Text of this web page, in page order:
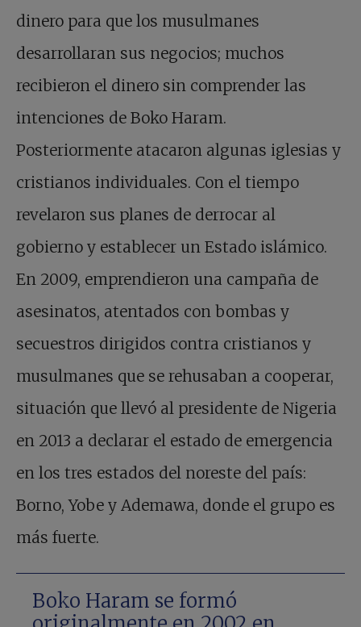
dinero para que los musulmanes
desarrollaran sus negocios; muchos
recibieron el dinero sin comprender las
intenciones de Boko Haram.
Posteriormente atacaron algunas iglesias y
cristianos individuales. Con el tiempo
revelaron sus planes de derrocar al
gobierno y establecer un Estado islámico.
En 2009, emprendieron una campaña de
asesinatos, atentados con bombas y
secuestros dirigidos contra cristianos y
musulmanes que se rehusaban a cooperar,
situación que llevó al presidente de Nigeria
en 2013 a declarar el estado de emergencia
en los tres estados del noreste del país:
Borno, Yobe y Ademawa, donde el grupo es
más fuerte.
Boko Haram se formó